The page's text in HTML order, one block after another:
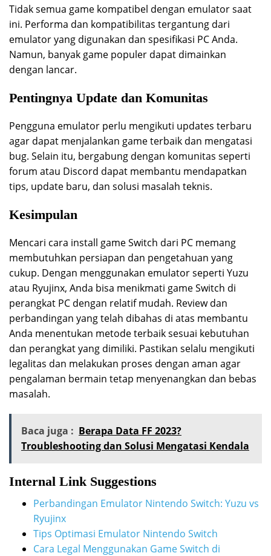
Tidak semua game kompatibel dengan emulator saat
ini. Performa dan kompatibilitas tergantung dari
emulator yang digunakan dan spesifikasi PC Anda.
Namun, banyak game populer dapat dimainkan
dengan lancar.
Pentingnya Update dan Komunitas
Pengguna emulator perlu mengikuti updates terbaru
agar dapat menjalankan game terbaik dan mengatasi
bug. Selain itu, bergabung dengan komunitas seperti
forum atau Discord dapat membantu mendapatkan
tips, update baru, dan solusi masalah teknis.
Kesimpulan
Mencari cara install game Switch dari PC memang
membutuhkan persiapan dan pengetahuan yang
cukup. Dengan menggunakan emulator seperti Yuzu
atau Ryujinx, Anda bisa menikmati game Switch di
perangkat PC dengan relatif mudah. Review dan
perbandingan yang telah dibahas di atas membantu
Anda menentukan metode terbaik sesuai kebutuhan
dan perangkat yang dimiliki. Pastikan selalu mengikuti
legalitas dan melakukan proses dengan aman agar
pengalaman bermain tetap menyenangkan dan bebas
masalah.
Baca juga : Berapa Data FF 2023?
Troubleshooting dan Solusi Mengatasi Kendala
Internal Link Suggestions
Perbandingan Emulator Nintendo Switch: Yuzu vs
Ryujinx
Tips Optimasi Emulator Nintendo Switch
Cara Legal Menggunakan Game Switch di